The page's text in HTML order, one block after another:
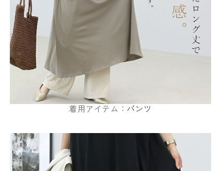
着用アイテム： パンツ